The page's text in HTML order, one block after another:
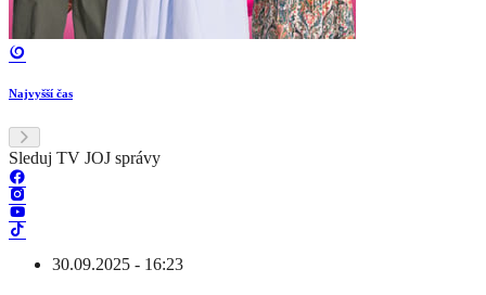
Najvyšší čas
Sleduj TV JOJ správy
30.09.2025 - 16:23